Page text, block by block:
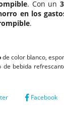
. Con un
en los
.
de color blanco,
bebida
Facebook